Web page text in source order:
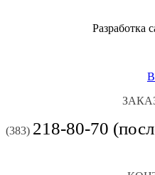
Разработка
(383) 218-80-70